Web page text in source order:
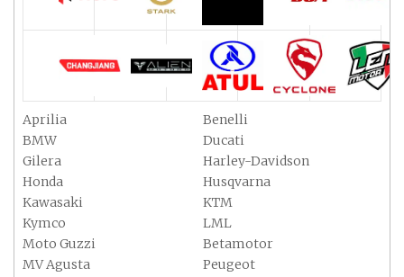
Aprilia
Benelli
BMW
Ducati
Gilera
Harley-Davidson
Honda
Husqvarna
Kawasaki
KTM
Kymco
LML
Moto Guzzi
Betamotor
MV Agusta
Peugeot